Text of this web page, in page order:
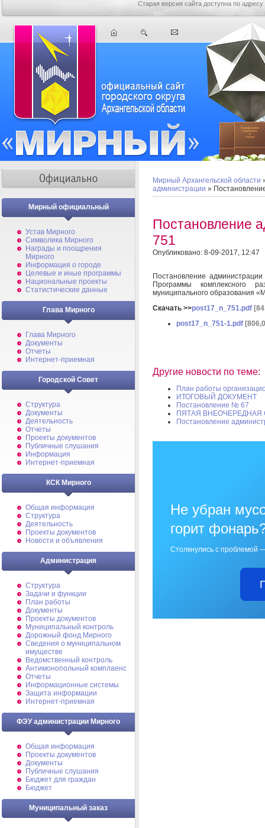
Старая версия сайта доступна по адресу
Мирный официальный
Устав Мирного
Символика Мирного
Награды и поощрения
Мирного
Информация о городе
Целевые и иные программы
Национальные проекты
Статистические данные
Глава Мирного
Глава Мирного
Документы
Отчеты
Интернет-приемная
Городской Совет
Структура
Документы
Деятельность
Отчеты
Проекты документов
Публичные слушания
Информация
Интернет-приемная
КСК Мирного
Общая информация
Структура
Деятельность
Проекты документов
Новости и объявления
Администрация
Структура
Задачи и функции
План работы
Документы
Проекты документов
Муниципальный контроль
Дорожный фонд Мирного
Cведения о муниципальном
имуществе
Ведомственный контроль
Антимонопольный комплаенс
Отчеты
Информационные системы
Защита информации
Интернет-приемная
ФЭУ администрации Мирного
Общая информация
Проекты документов
Документы
Публичные слушания
Бюджет для граждан
Бюджет
Муниципальный заказ
Мирный Архангельской области
администрации »
Постановление
751
Опубликовано: 8-09-2017, 12:47
Постановление
Программы комплексного
муниципального образования
Скачать >>post17_n_751.pdf
post17_n_751-1.pdf
Другие новости по теме:
План работы
ИТОГОВЫЙ ДОКУМЕНТ
Постановление № 67
ПЯТАЯ
Постановление
Не убран
горит
Столкнулись с проблемой